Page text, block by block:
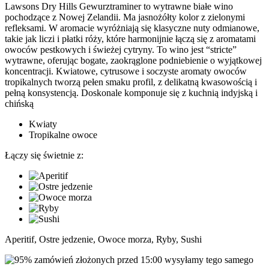
Lawsons Dry Hills Gewurztraminer to wytrawne białe wino
pochodzące z Nowej Zelandii. Ma jasnożółty kolor z zielonymi
refleksami. W aromacie wyróżniają się klasyczne nuty odmianowe,
takie jak liczi i płatki róży, które harmonijnie łączą się z aromatami
owoców pestkowych i świeżej cytryny. To wino jest “stricte”
wytrawne, oferując bogate, zaokrąglone podniebienie o wyjątkowej
koncentracji. Kwiatowe, cytrusowe i soczyste aromaty owoców
tropikalnych tworzą pełen smaku profil, z delikatną kwasowością i
pełną konsystencją. Doskonale komponuje się z kuchnią indyjską i
chińską
Kwiaty
Tropikalne owoce
Łączy się świetnie z:
Aperitif, Ostre jedzenie, Owoce morza, Ryby, Sushi